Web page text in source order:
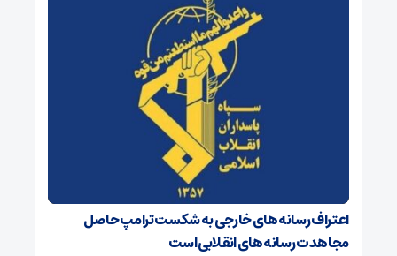
اعتراف رسانه‌های خارجی به شکست ترامپ حاصل
مجاهدت رسانه‌های انقلابی است